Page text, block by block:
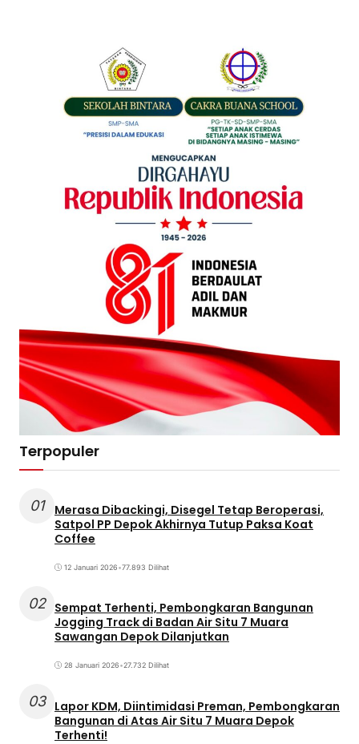
Terpopuler
01
Merasa Dibackingi, Disegel Tetap Beroperasi,
Satpol PP Depok Akhirnya Tutup Paksa Koat
Coffee
12 Januari 2026•77.893 Dilihat
02 Sempat Terhenti, Pembongkaran Bangunan
Jogging Track di Badan Air Situ 7 Muara
Sawangan Depok Dilanjutkan
28 Januari 2026•27.732 Dilihat
03 Lapor KDM, Diintimidasi Preman, Pembongkaran
Bangunan di Atas Air Situ 7 Muara Depok
Terhenti!